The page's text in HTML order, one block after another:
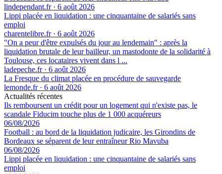
lindependant.fr· 6 août 2026
Lippi placée en liquidation : une cinquantaine de salariés sans
emploi
charentelibre.fr· 6 août 2026
"On a peur d'être expulsés du jour au lendemain" : après la
liquidation brutale de leur bailleur, un mastodonte de la solidarité à
Toulouse, ces locataires vivent dans l ...
ladepeche.fr· 6 août 2026
La Fresque du climat placée en procédure de sauvegarde
lemonde.fr· 6 août 2026
Actualités récentes
Ils remboursent un crédit pour un logement qui n'existe pas, le
scandale Fiducim touche plus de 1 000 acquéreurs
06/08/2026
Football : au bord de la liquidation judicaire, les Girondins de
Bordeaux se séparent de leur entraîneur Rio Mavuba
06/08/2026
Lippi placée en liquidation : une cinquantaine de salariés sans
emploi